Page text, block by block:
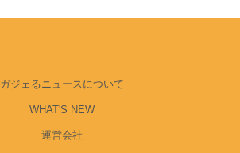
ガジェるニュースについて
WHAT'S NEW
運営会社